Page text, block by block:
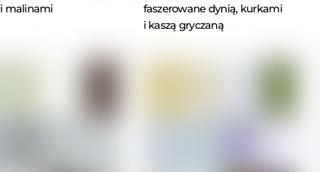
malinami
faszerowane dynią, kurkami
i kaszą gryczaną